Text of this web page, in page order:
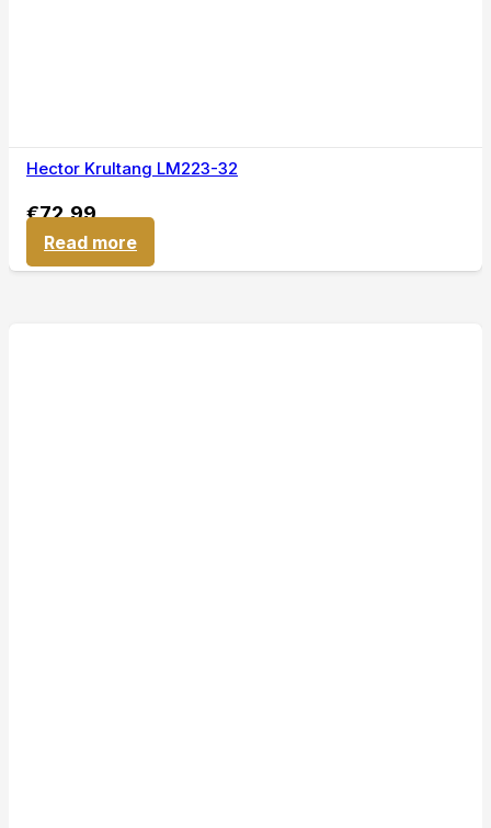
Hector Krultang LM223-32
€72,99
Read more